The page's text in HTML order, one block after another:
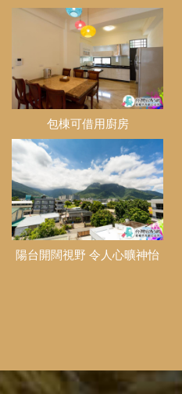
包棟可借用廚房
陽台開闊視野 令人心曠神怡